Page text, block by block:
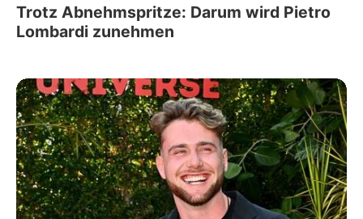
Trotz Abnehmspritze: Darum wird Pietro
Lombardi zunehmen